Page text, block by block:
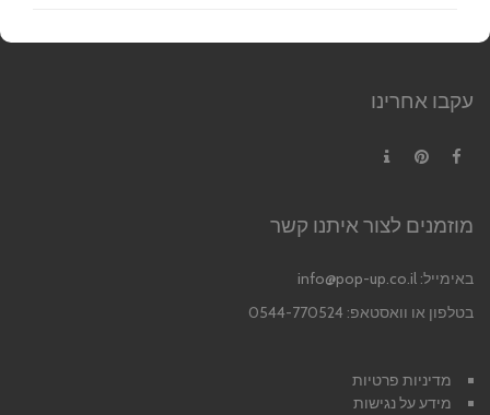
עקבו אחרינו
מוזמנים לצור איתנו קשר
באימייל: info@pop-up.co.il
בטלפון או וואסטאפ: 0544-770524
מדיניות פרטיות
מידע על נגישות